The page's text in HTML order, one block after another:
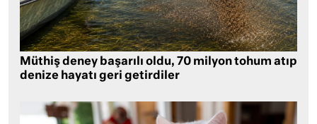
Müthiş deney başarılı oldu, 70 milyon tohum atıp
denize hayatı geri getirdiler